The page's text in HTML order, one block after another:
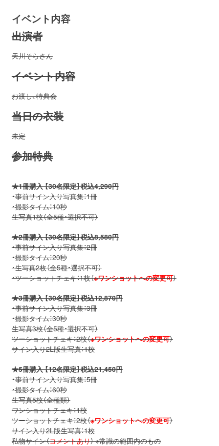
イベント内容
出演者
天川そらさん
イベント内容
お渡し、特典会
当日の衣装
未定
参加特典
★1冊購入 【30名限定】税込4,290円
・事前サイン入り写真集：1冊
・撮影タイム：10秒
生写真1枚（全5種・選択不可）
★2冊購入 【30名限定】税込8,580円
・事前サイン入り写真集：2冊
・撮影タイム：20秒
・生写真2枚（全5種・選択不可）
・ツーショットチェキ：1枚（※ワンショットへの変更可）
★3冊購入 【30名限定】税込12,870円
・事前サイン入り写真集：3冊
・撮影タイム：30秒
生写真3枚（全5種・選択不可）
ツーショットチェキ：2枚（※ワンショットへの変更可）
サイン入り2L版生写真：1枚
★5冊購入 【12名限定】税込21,450円
・事前サイン入り写真集：5冊
・撮影タイム：60秒
生写真5枚（全種類）
ワンショットチェキ：1枚
ツーショットチェキ：2枚（※ワンショットへの変更可）
サイン入り2L版生写真：1枚
私物サイン（コメントあり） ※常識の範囲内のもの